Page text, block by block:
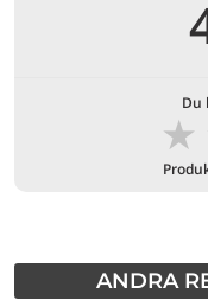
Du
★
ANDRA